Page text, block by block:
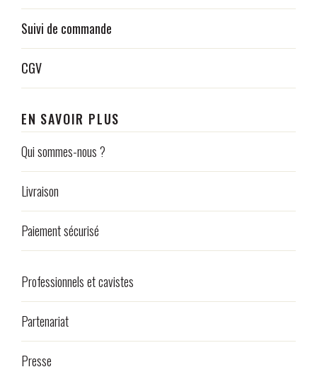
Suivi de commande
CGV
EN SAVOIR PLUS
Qui sommes-nous ?
Livraison
Paiement sécurisé
Professionnels et cavistes
Partenariat
Presse